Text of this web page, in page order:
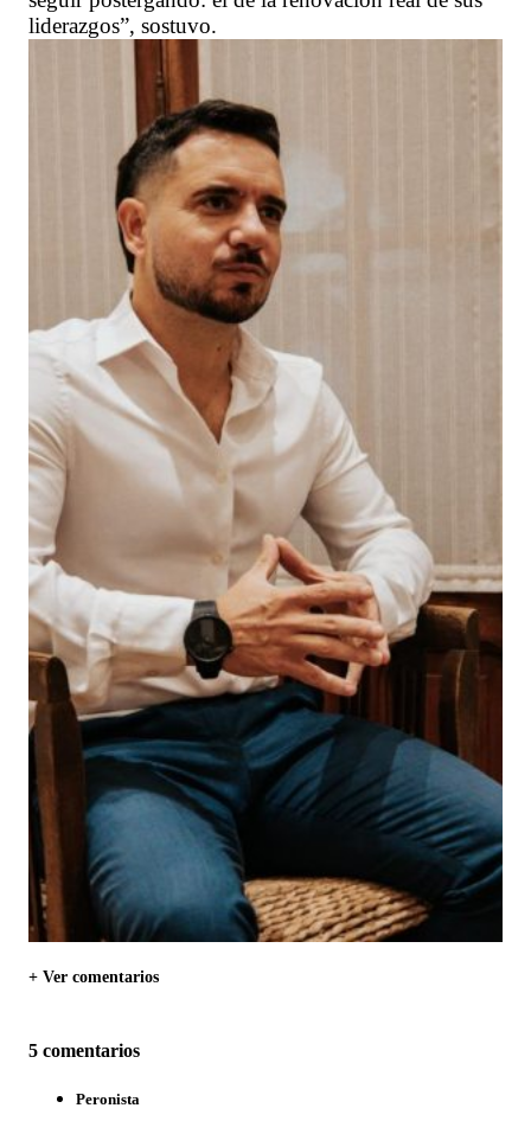
liderazgos”, sostuvo.
+ Ver comentarios
5 comentarios
Peronista